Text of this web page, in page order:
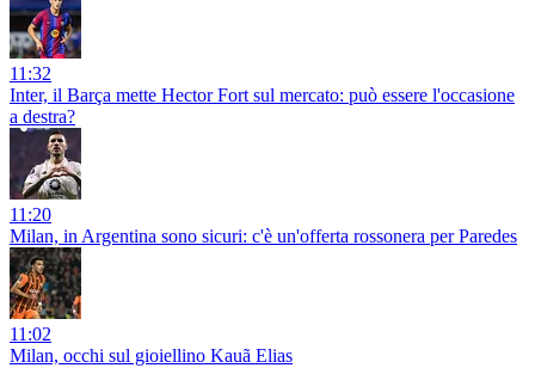
11:32
Inter, il Barça mette Hector Fort sul mercato: può essere l'occasione
a destra?
11:20
Milan, in Argentina sono sicuri: c'è un'offerta rossonera per Paredes
11:02
Milan, occhi sul gioiellino Kauã Elias